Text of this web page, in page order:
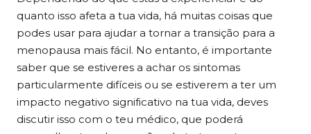
quanto isso afeta a tua vida, há muitas coisas que
podes usar para ajudar a tornar a transição para a
menopausa mais fácil. No entanto, é importante
saber que se estiveres a achar os sintomas
particularmente difíceis ou se estiverem a ter um
impacto negativo significativo na tua vida, deves
discutir isso com o teu médico, que poderá